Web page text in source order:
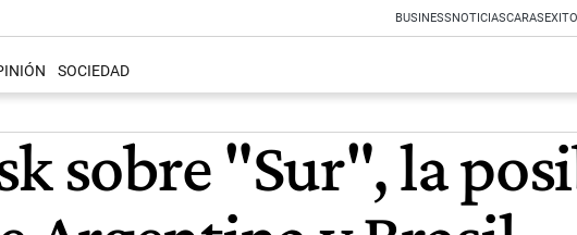
BUSINESSNOTICIASCARAS
SOCIEDAD
sobre "Sur", la